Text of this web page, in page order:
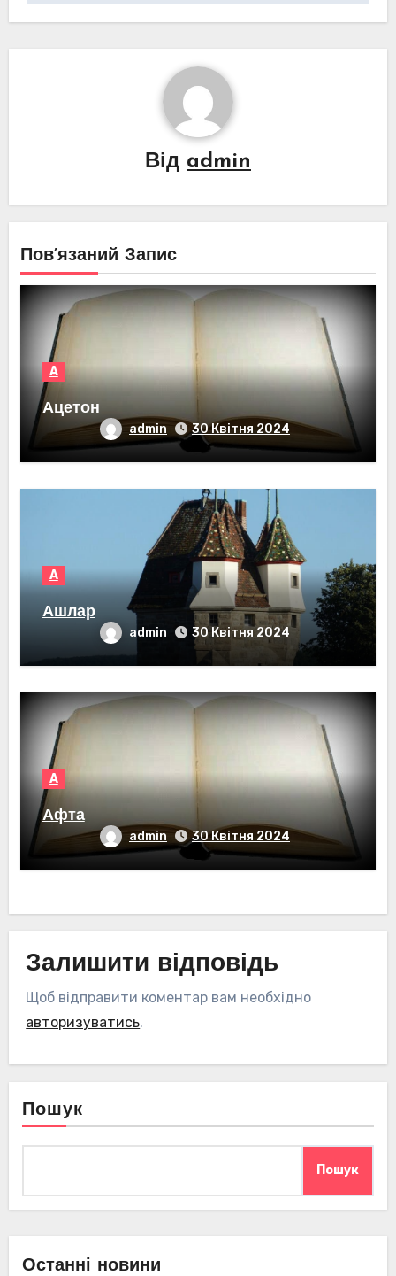
Від admin
Пов’язаний Запис
А
Ацетон
admin 30 Квітня 2024
А
Ашлар
admin 30 Квітня 2024
А
Афта
admin 30 Квітня 2024
Залишити відповідь
Щоб відправити коментар вам необхідно
авторизуватись.
Пошук
Пошук
Останні новини